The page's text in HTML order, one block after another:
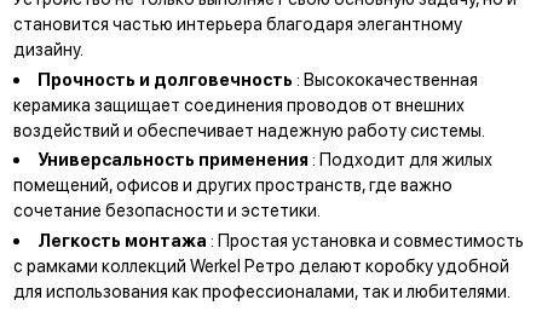
становится частью интерьера благодаря элегантному
дизайну.
Прочность и долговечность: Высококачественная
керамика защищает соединения проводов от внешних
воздействий и обеспечивает надежную работу системы.
Универсальность применения: Подходит для жилых
помещений, офисов и других пространств, где важно
сочетание безопасности и эстетики.
Легкость монтажа: Простая установка и совместимость
с рамками коллекций Werkel Ретро делают коробку удобной
для использования как профессионалами, так и любителями.